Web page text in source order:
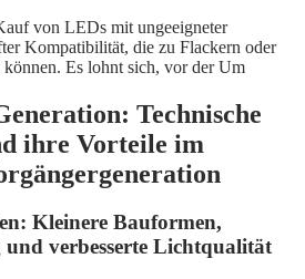
von LEDs mit ungeeigneter
Kompatibilität, die zu Flackern oder
Es lohnt sich, vor der Um
Technische
ihre Vorteile im
Kleinere Bauformen,
verbesserte Lichtqualität